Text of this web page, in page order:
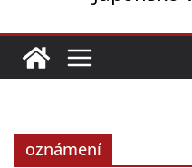
oznámení